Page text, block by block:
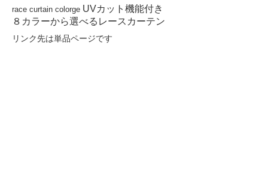
race curtain colorge UVカット機能付き
８カラーから選べるレースカーテン
リンク先は単品ページです